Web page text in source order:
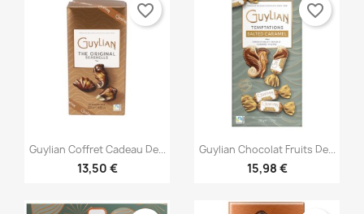
Vista rápida
Guylian Coffret Cadeau De...
13,50 €
favorite_border
Vista rápida
Guylian Chocolat Fruits De...
15,98 €
favorite_border